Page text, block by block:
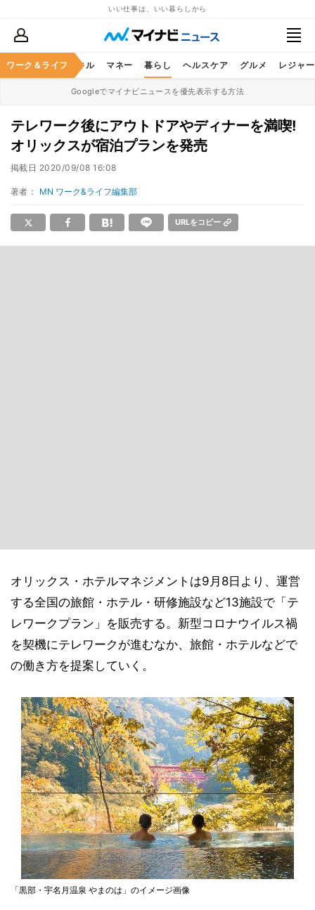
いい仕事は、いい暮らしから
ワーク＆ライフ
ア ビジネススキル マネー 暮らし ヘルスケア グルメ レジャー
Googleでマイナビニュースを優先表示する方法
テレワーク後にアウトドアやディナーを満喫!
オリックスが宿泊プランを発売
掲載日 2020/09/08 16:08
著者： MN ワーク&ライフ編集部
URLをコピー
オリックス・ホテルマネジメントは9月8日より、運営
する全国の旅館・ホテル・研修施設など13施設で「テ
レワークプラン」を販売する。新型コロナウイルス禍
を契機にテレワークが進むなか、旅館・ホテルなどで
の働き方を提案していく。
「黒部・宇名月温泉 やまのは」のイメージ画像